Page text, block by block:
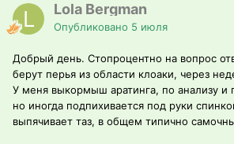
Lola Bergman
Опубликовано 5 июля
Добрый день. Стопроцентно на вопрос
берут перья из области клоаки, через
У меня выкормыш аратинга, по анализу и
но иногда подпихивается под руки
выпячивает таз, в общем типично